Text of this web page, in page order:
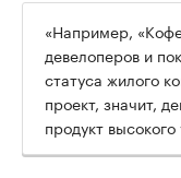
«Например,
девелоперов и
статуса жилого
проект, значит,
продукт